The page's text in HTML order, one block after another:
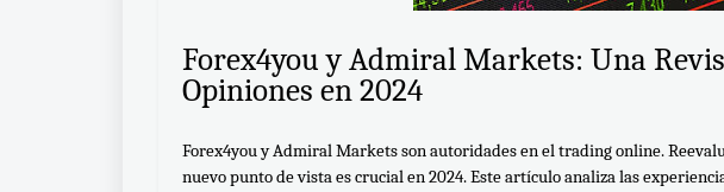
Forex4you y Admiral Markets: Una
Opiniones en 2024
Forex4you y Admiral Markets son autoridades en el trading online.
nuevo punto de vista es crucial en 2024. Este artículo analiza las